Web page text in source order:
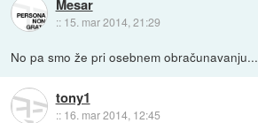
Mesar
:: 15. mar 2014, 21:29
No pa smo že pri osebnem obračunavanju...
tony1
:: 16. mar 2014, 12:45